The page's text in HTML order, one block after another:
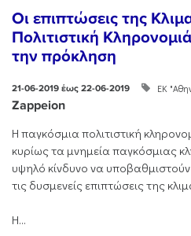
Οι επιπτώσεις της
Πολιτιστική
την πρόκληση
21-06-2019 έως 22-06-2019 ΕΚ
Zappeion
Η παγκόσμια πολιτιστική
κυρίως τα μνημεία παγκόσμιας
υψηλό κίνδυνο να
τις δυσμενείς επιπτώσεις της
Η...